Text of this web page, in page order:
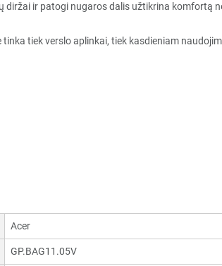
ir patogi nugaros dalis užtikrina komfortą
tiek verslo aplinkai, tiek kasdieniam
Acer
GP.BAG11.05V